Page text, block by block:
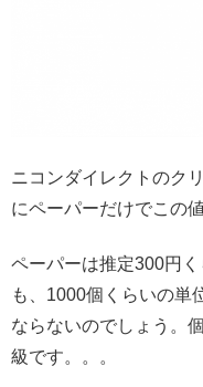
ニコンダイレクトのク
にペーパーだけでこの
ペーパーは推定300円
も、1000個くらいの単
ならないのでしょう。
級です。。。